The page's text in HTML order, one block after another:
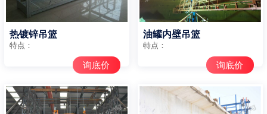
热镀锌吊篮
特点：
询底价
油罐内壁吊篮
特点：
询底价